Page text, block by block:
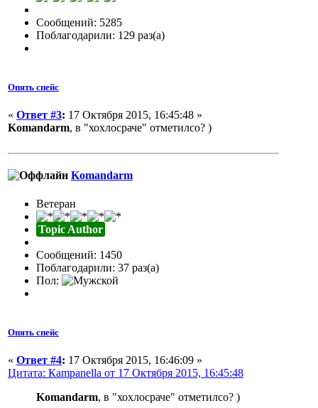
Сообщений: 5285
Поблагодарили: 129 раз(а)
Опять спейс
« Ответ #3: 17 Октября 2015, 16:45:48 »
Komandarm, в "хохлосраче" отметилсо? )
Komandarm
Ветеран
Topic Author
Сообщений: 1450
Поблагодарили: 37 раз(а)
Пол:
Опять спейс
« Ответ #4: 17 Октября 2015, 16:46:09 »
Цитата: Кampanella от 17 Октября 2015, 16:45:48
Komandarm, в "хохлосраче" отметилсо? )